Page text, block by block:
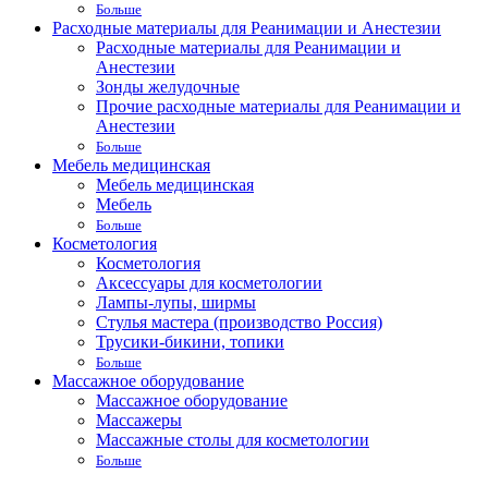
Больше
Расходные материалы для Реанимации и Анестезии
Расходные материалы для Реанимации и
Анестезии
Зонды желудочные
Прочие расходные материалы для Реанимации и
Анестезии
Больше
Мебель медицинская
Мебель медицинская
Мебель
Больше
Косметология
Косметология
Аксессуары для косметологии
Лампы-лупы, ширмы
Стулья мастера (производство Россия)
Трусики-бикини, топики
Больше
Массажное оборудование
Массажное оборудование
Массажеры
Массажные столы для косметологии
Больше